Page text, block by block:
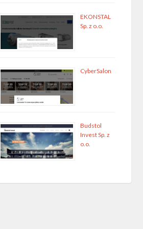
EKONSTAL
Sp. z o.o.
CyberSalon
Budstol
Invest Sp. z
o.o.